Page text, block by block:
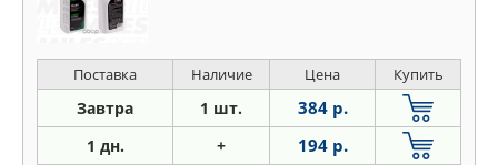
Поставка Наличие Цена Купить
Завтра 1 шт. 384 р.
1 дн. + 194 р.